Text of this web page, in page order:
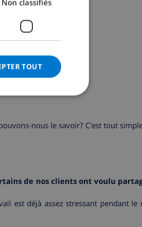
nous le savoir? C'est tout
de nos clients ont voulu
est déjà assez stressant pendant le
CATALAN
DANISH
Non classifiés
TOUT